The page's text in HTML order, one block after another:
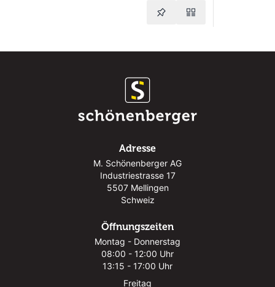
Adresse
M. Schönenberger AG
Industriestrasse 17
5507 Mellingen
Schweiz
Öffnungszeiten
Montag - Donnerstag
08:00 - 12:00 Uhr
13:15 - 17:00 Uhr
Freitag